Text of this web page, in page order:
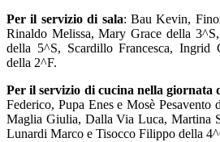
Per il servizio di sala: Bau Kevin,
Rinaldo Melissa, Mary Grace della
della 5^S, Scardillo Francesca, Ingrid
della 2^F.
Per il servizio di cucina nella giornata
Federico, Pupa Enes e Mosè Pesavento
Maglia Giulia, Dalla Via Luca, Martina
Lunardi Marco e Tisocco Filippo della